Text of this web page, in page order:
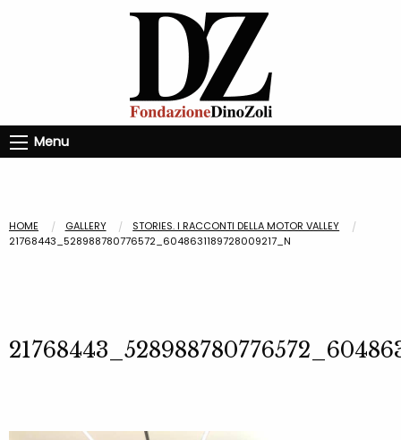
Menu
HOME GALLERY
STORIES. I RACCONTI DELLA MOTOR VALLEY
21768443_528988780776572_6048631189728009217_N